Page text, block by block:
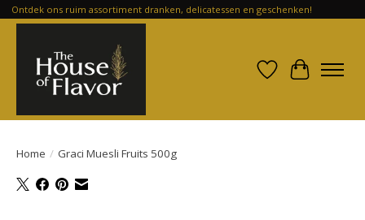
Ontdek ons ruim assortiment dranken, delicatessen en geschenken!
Verlanglijst
Home / Graci Muesli Fruits 500g